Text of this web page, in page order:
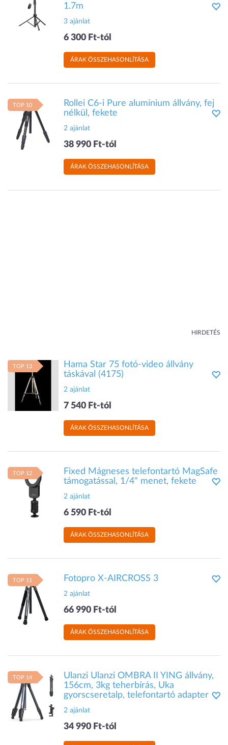
1.7m
3 ajánlat
6 300 Ft-tól
ÁRAK ÖSSZEHASONLÍTÁSA
TOP 10
Rollei C6-i Pure alumínium állvány, fej
nélkül, fekete
2 ajánlat
38 990 Ft-tól
ÁRAK ÖSSZEHASONLÍTÁSA
HIRDETÉS
TOP 13
Hama Star 75 fotó-video állvány
táskával (4175)
2 ajánlat
7 540 Ft-tól
ÁRAK ÖSSZEHASONLÍTÁSA
TOP 12
Fixed Mágneses telefontartó MagSafe
támogatással, 1/4" menet, fekete
2 ajánlat
6 590 Ft-tól
ÁRAK ÖSSZEHASONLÍTÁSA
TOP 11 Fotopro X-AIRCROSS 3
2 ajánlat
66 990 Ft-tól
ÁRAK ÖSSZEHASONLÍTÁSA
TOP 14
Ulanzi Ulanzi OMBRA II YING állvány,
156cm, 3kg teherbírás, Uka
gyorscseretalp, telefontartó adapter
2 ajánlat
34 990 Ft-tól